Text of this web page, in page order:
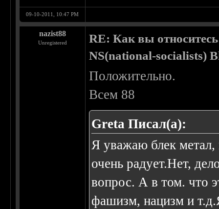
09-10-2011, 10:47 PM
nazist88
Unregistered
RE: Как вы
NS(national-socialists)
Положительно.
Всем 88
Greta Писал(а):
Я уважаю блек
очень радует.Нет,
вопрос. А в том. что
фашизм, нацизм и